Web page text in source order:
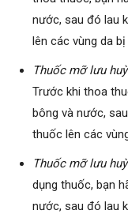
nước, sau đó lau
lên các vùng da bị
Thuốc mỡ lưu
Trước khi thoa
bông và nước,
thuốc lên các
Thuốc mỡ lưu
dụng thuốc, bạn
nước, sau đó lau